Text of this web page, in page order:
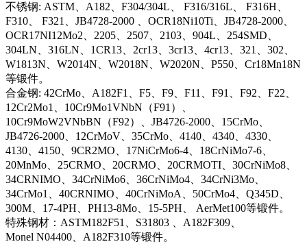
不锈钢: ASTM、A182、F304/304L、 F316/316L、 F316H、
F310、 F321、JB4728-2000 、OCR18Ni10Ti、JB4728-2000、
OCR17NI12Mo2、2205、2507、2103、904L、254SMD、
304LN、316LN、1CR13、2cr13、3cr13、4cr13、321、302、
W1813N、W2014N、W2018N、W2020N、P550、Cr18Mn18N
等锻件。
合金钢: 42CrMo、A182F1、F5、F9、F11、F91、F92、F22、
12Cr2Mo1、10Cr9Mo1VNbN（F91）、
10Cr9MoW2VNbBN（F92）、JB4726-2000、15CrMo、
JB4726-2000、12CrMoV、35CrMo、4140、4340、4330、
4130、4150、9CR2MO、17NiCrMo6-4、18CrNiMo7-6、
20MnMo、25CRMO、20CRMO、20CRMOTI、30CrNiMo8、
34CRNIMO、34CrNiMo6、36CrNiMo4、34CrNi3Mo、
34CrMo1、40CRNIMO、40CrNiMoA、50CrMo4、Q345D、
300M、17-4PH、PH13-8Mo、15-5PH、 AerMet100等锻件。
特殊钢材：ASTM182F51、S31803 、A182F309、
Monel N04400、A182F310等锻件。